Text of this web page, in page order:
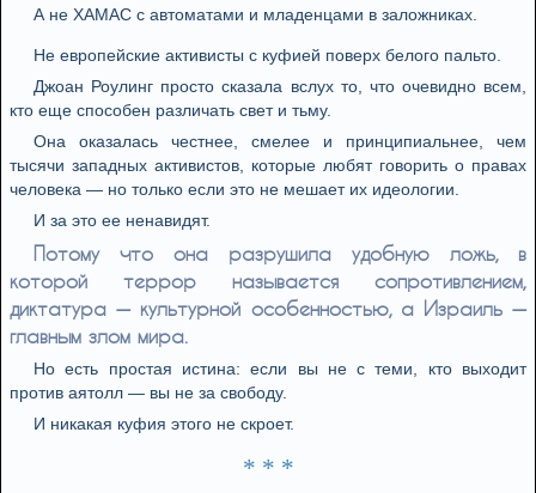
А не ХАМАС с автоматами и младенцами в заложниках.
Не европейские активисты с куфией поверх белого пальто.
Джоан Роулинг просто сказала вслух то, что очевидно всем,
кто еще способен различать свет и тьму.
Она оказалась честнее, смелее и принципиальнее, чем
тысячи западных активистов, которые любят говорить о правах
человека — но только если это не мешает их идеологии.
И за это ее ненавидят.
Потому что она разрушила удобную ложь, в
которой террор называется сопротивлением,
диктатура — культурной особенностью, а Израиль —
главным злом мира.
Но есть простая истина: если вы не с теми, кто выходит
против аятолл — вы не за свободу.
И никакая куфия этого не скроет.
* * *